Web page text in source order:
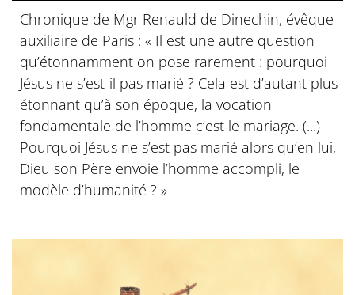
Chronique de Mgr Renauld de Dinechin, évêque
auxiliaire de Paris : « Il est une autre question
qu’étonnamment on pose rarement : pourquoi
Jésus ne s’est-il pas marié ? Cela est d’autant plus
étonnant qu’à son époque, la vocation
fondamentale de l’homme c’est le mariage. (...)
Pourquoi Jésus ne s’est pas marié alors qu’en lui,
Dieu son Père envoie l’homme accompli, le
modèle d’humanité ? »